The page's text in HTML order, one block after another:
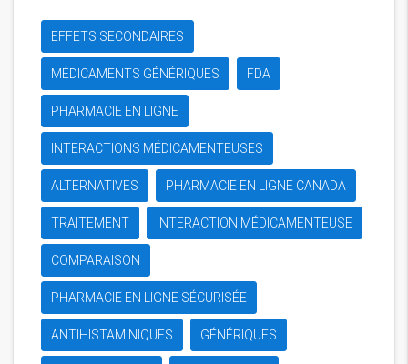
EFFETS SECONDAIRES
MÉDICAMENTS GÉNÉRIQUES FDA
PHARMACIE EN LIGNE
INTERACTIONS MÉDICAMENTEUSES
ALTERNATIVES PHARMACIE EN LIGNE CANADA
TRAITEMENT INTERACTION MÉDICAMENTEUSE
COMPARAISON
PHARMACIE EN LIGNE SÉCURISÉE
ANTIHISTAMINIQUES GÉNÉRIQUES